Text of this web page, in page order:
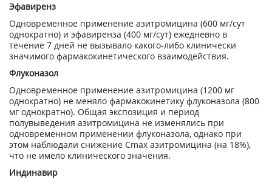
Эфавиренз
Одновременное применение азитромицина (600 мг/сут
однократно) и эфавиренза (400 мг/сут) ежедневно в
течение 7 дней не вызывало какого-либо клинически
значимого фармакокинетического взаимодействия.
Флуконазол
Одновременное применение азитромицина (1200 мг
однократно) не меняло фармакокинетику флуконазола (800
мг однократно). Общая экспозиция и период
полувыведения азитромицина не изменялись при
одновременном применении флуконазола, однако при
этом наблюдали снижение Сmах азитромицина (на 18%),
что не имело клинического значения.
Индинавир